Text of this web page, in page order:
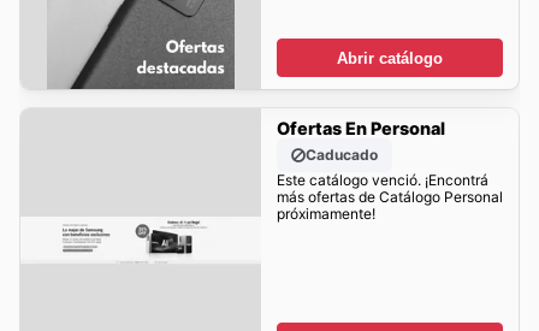
Abrir catálogo
Ofertas En Personal
Caducado
Este catálogo venció. ¡Encontrá
más ofertas de Catálogo Personal
próximamente!